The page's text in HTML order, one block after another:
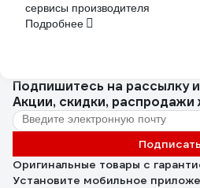
сервисы производителя
Подробнее
Подпишитесь на рассылкуи
Акции, скидки, распродажи
Оригинальные товары с
Установите мобильное